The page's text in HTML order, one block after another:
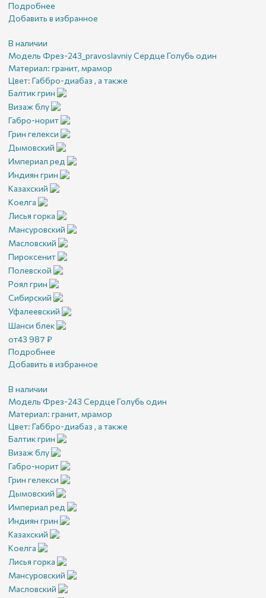
Подробнее
Добавить в избранное
В наличии
Модель Фрез-243_pravoslavniy Сердце Голубь один
Материал: гранит, мрамор
Цвет: Габбро-диабаз , а также
Балтик грин
Визаж блу
Габро-норит
Грин гелекси
Дымовский
Империал ред
Индиян грин
Казахский
Коелга
Лисья горка
Мансуровский
Масловский
Пироксенит
Полевской
Роял грин
Сибирский
Уфалеевский
Шанси блек
от43 987 ₽
Подробнее
Добавить в избранное
В наличии
Модель Фрез-243 Сердце Голубь один
Материал: гранит, мрамор
Цвет: Габбро-диабаз , а также
Балтик грин
Визаж блу
Габро-норит
Грин гелекси
Дымовский
Империал ред
Индиян грин
Казахский
Коелга
Лисья горка
Мансуровский
Масловский